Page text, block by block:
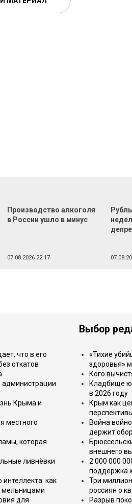
Производство алкоголя
в России ушло в минус
07.08.2026 22:17
что в его
откатов
администрации
Крыма и
местного
которая
ливнёвки
интеллекта: как
мельницами
для
Выбор
«Тихие
здоровья»
Кого
Кладбище
в 2026 году
Крым как
Война
держит
внешнего
2 000 000
поддержка
Три
россиян о
Разрыв